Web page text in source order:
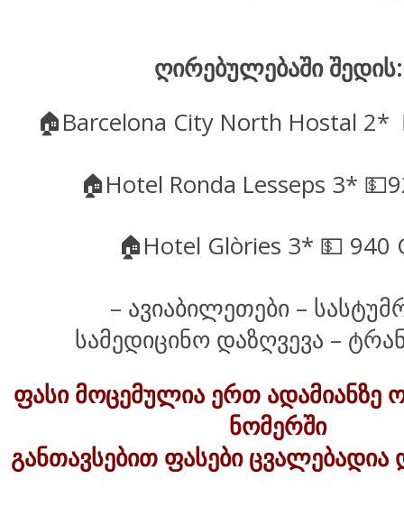
ღირებულებაში შედის:
🏠Barcelona City North Hostal 2*
🏠Hotel Ronda Lesseps 3* 💵
🏠Hotel Glòries 3* 💵 940
– ავიაბილეთები –
სამედიცინო დაზღვევა –
ფასი მოცემულია ერთ ადამიანზე
ნომერში
განთავსებით ფასები ცვალებადია